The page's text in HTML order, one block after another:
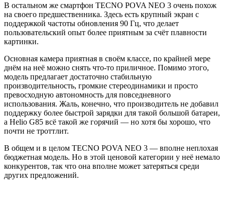
В остальном же смартфон TECNO POVA NEO 3 очень похож
на своего предшественника. Здесь есть крупный экран с
поддержкой частоты обновления 90 Гц, что делает
пользовательский опыт более приятным за счёт плавности
картинки.
Основная камера приятная в своём классе, по крайней мере
днём на неё можно снять что-то приличное. Помимо этого,
модель предлагает достаточно стабильную
производительность, громкие стереодинамики и просто
превосходную автономность для повседневного
использования. Жаль, конечно, что производитель не добавил
поддержку более быстрой зарядки для такой большой батареи,
а Helio G85 всё такой же горячий — но хотя бы хорошо, что
почти не троттлит.
В общем и в целом TECNO POVA NEO 3 — вполне неплохая
бюджетная модель. Но в этой ценовой категории у неё немало
конкурентов, так что она вполне может затеряться среди
других предложений.